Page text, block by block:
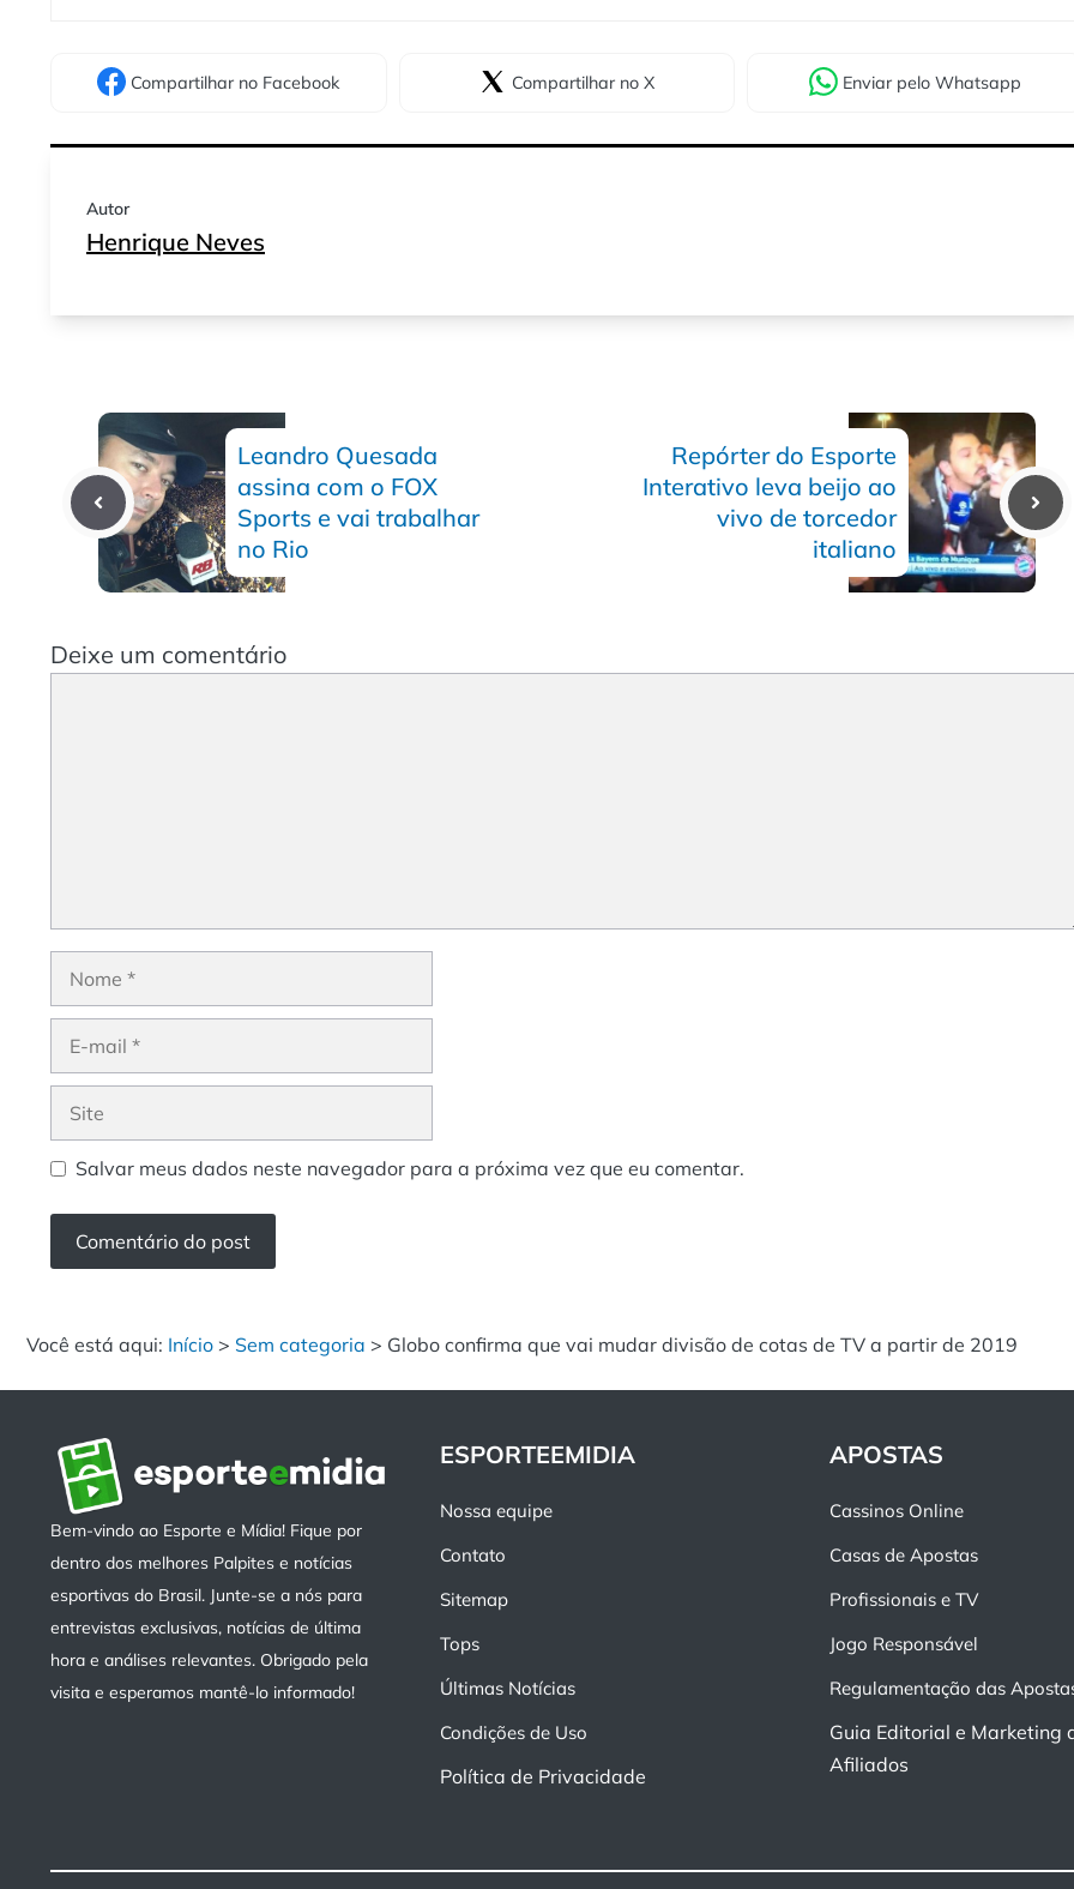
Compartilhar no Facebook Compartilhar no X Enviar pelo Whatsapp
Autor
Henrique Neves
Leandro Quesada
assina com o FOX
Sports e vai trabalhar
no Rio
Repórter do Esporte
Interativo leva beijo ao
vivo de torcedor
italiano
Deixe um comentário
Nome
Site
Salvar meus dados neste navegador para a próxima vez que eu comentar.
Você está aqui: Início > Sem categoria > Globo confirma que vai mudar divisão de cotas de TV a partir de 2019
Bem-vindo ao Esporte e Mídia! Fique por
dentro dos melhores Palpites e notícias
esportivas do Brasil. Junte-se a nós para
entrevistas exclusivas, notícias de última
hora e análises relevantes. Obrigado pela
visita e esperamos mantê-lo informado!
ESPORTEEMIDIA
Nossa equipe
Contato
Sitemap
Tops
Últimas Notícias
Condições de Uso
Política de Privacidade
APOSTAS
Cassinos Online
Casas de Apostas
Profissionais e TV
Jogo Responsável
Regulamentação das
Guia Editorial e Marketing
Afiliados